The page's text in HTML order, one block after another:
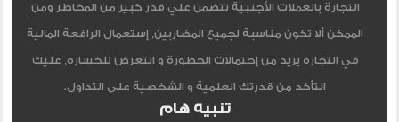
التجارة بالعملات الأجنبية تتضمن علي قدر كبير من المخاطر ومن
الممكن ألا تكون مناسبة لجميع المضاربين, إستعمال الرافعة المالية
في التجاره يزيد من إحتمالات الخطورة و التعرض للخساره, عليك
التأكد من قدرتك العلمية و الشخصية على التداول.
تنبيه هام